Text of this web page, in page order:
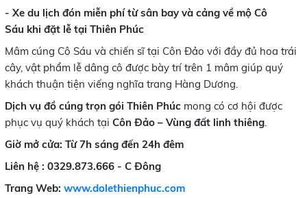
- Xe du lịch đón miễn phí từ sân bay và cảng về mộ Cô
Sáu khi đặt lễ tại Thiên Phúc
Mâm cúng Cô Sáu và chiến sĩ tại Côn Đảo với đầy đủ hoa trái
cây, vật phẩm lễ dâng cô được bày trí trên 1 mâm giúp quý
khách thuận tiện viếng nghĩa trang Hàng Dương.
Dịch vụ đồ cúng trọn gói Thiên Phúcmong có cơ hội được
phục vụ quý khách tại Côn Đảo – Vùng đất linh thiêng.
Giờ mở cửa: Từ 7h sáng đến 24h đêm
Liên hệ : 0329.873.666 - C Đông
Trang Web: www.dolethienphuc.com